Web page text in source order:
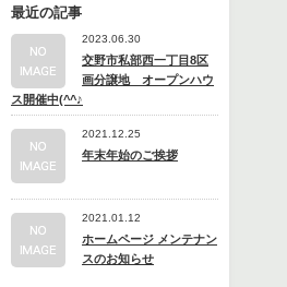
最近の記事
2023.06.30
交野市私部西一丁目8区
画分譲地 オープンハウ
ス開催中(^^♪
2021.12.25
年末年始のご挨拶
2021.01.12
ホームページ メンテナン
スのお知らせ